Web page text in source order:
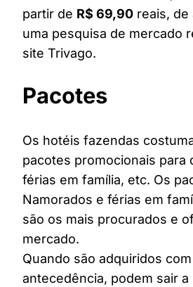
partir de R$ 69,90 reais, de
uma pesquisa de mercado
site Trivago.
Pacotes
Os hotéis fazendas
pacotes promocionais para
férias em família, etc. Os
Namorados e férias em
são os mais procurados e
mercado.
Quando são adquiridos
antecedência, podem sair